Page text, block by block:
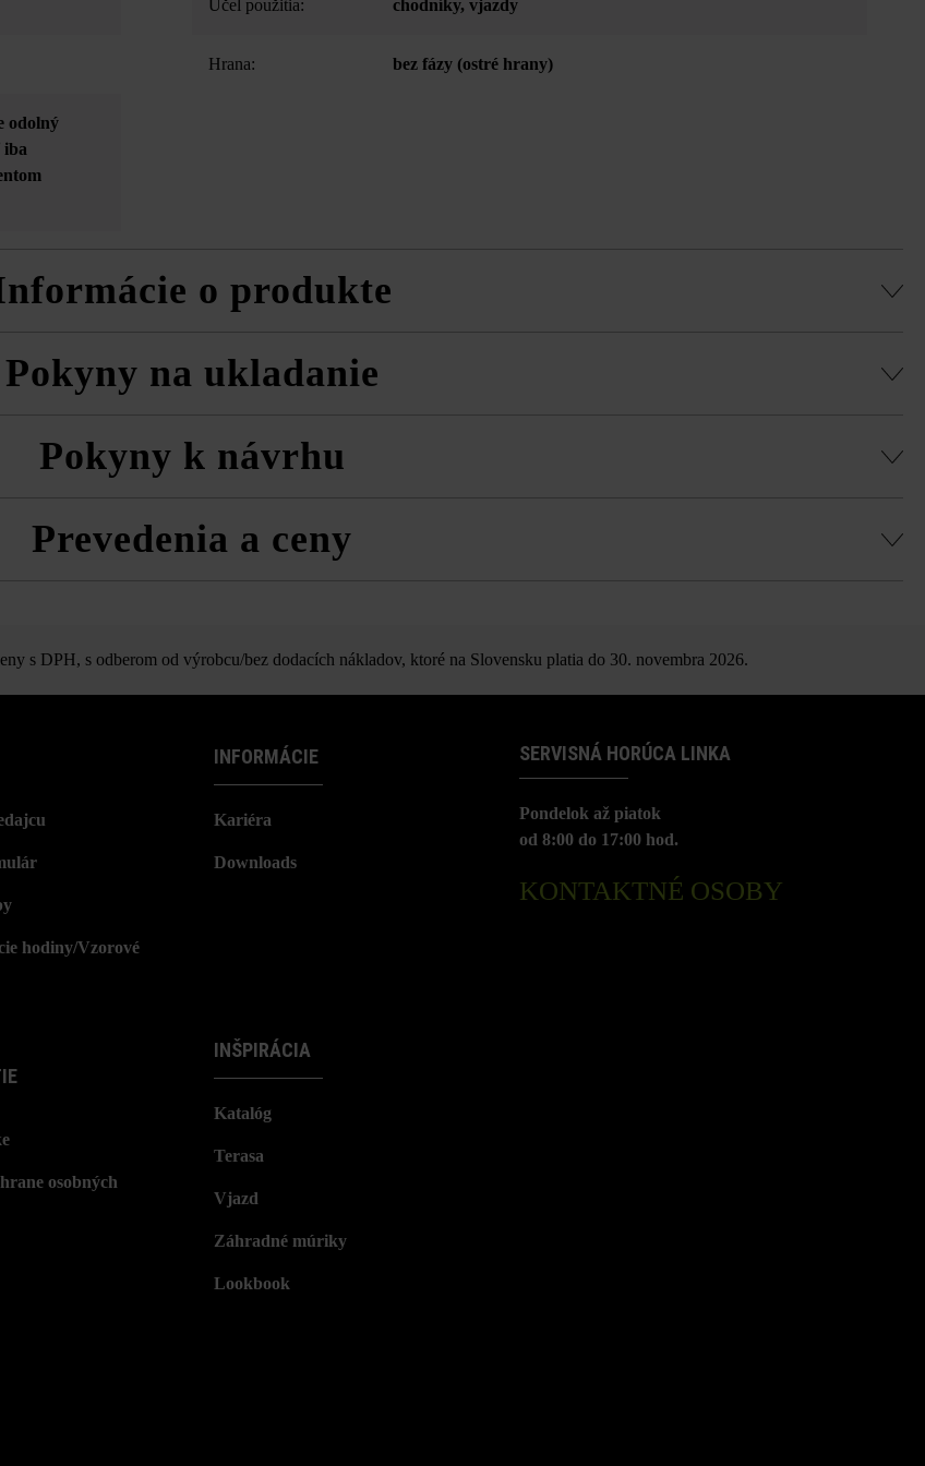
Účel použitia: chodníky, vjazdy
Hrana: bez fázy (ostré hrany)
odolný
iba
o produkte
listy produktov v rámci sekcie Stavebné tipy/služby.
Pokyny na ukladanie
nedostatočných škárach môže dochádzať k odlamovaniu hrán, čo sa nedá považovať za nedostatok
Pokyny k návrhu
Prevedenia a ceny
s DPH, s odberom od výrobcu/bez dodacích nákladov, ktoré na Slovensku platia do 30. novembra 2026.
hodiny/Vzorové
osobných
INFORMÁCIE
Kariéra
Downloads
INŠPIRÁCIA
Katalóg
Terasa
Vjazd
Záhradné múriky
Lookbook
SERVISNÁ HORÚCA LINKA
Pondelok až piatok
od 8:00 do 17:00 hod.
KONTAKTNÉ OSOBY